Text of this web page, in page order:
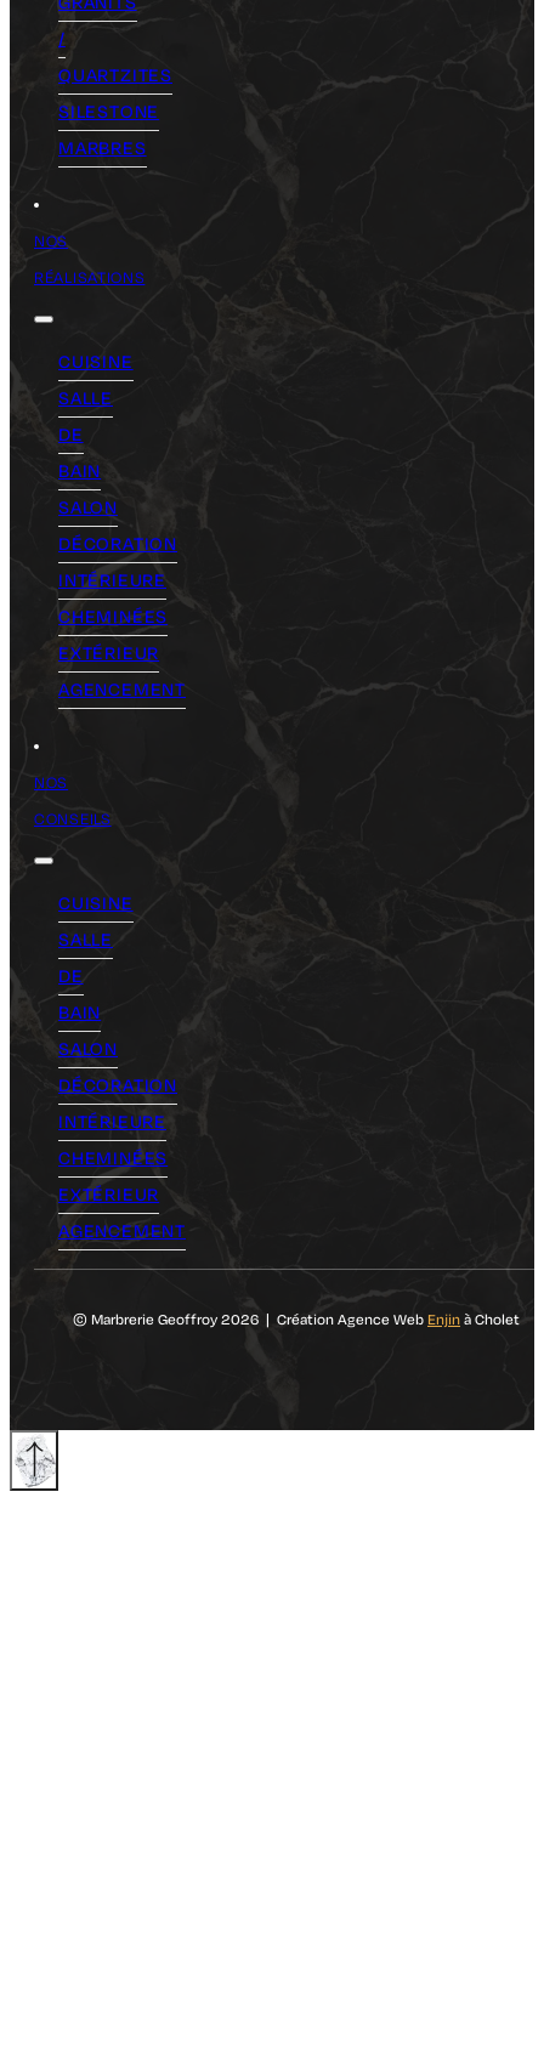
/
QUARTZITES
SILESTONE
MARBRES
NOS
RÉALISATIONS
CUISINE
SALLE
DE
BAIN
SALON
DÉCORATION
INTÉRIEURE
CHEMINÉES
EXTÉRIEUR
AGENCEMENT
NOS
CONSEILS
CUISINE
SALLE
DE
BAIN
SALON
DÉCORATION
INTÉRIEURE
CHEMINÉES
EXTÉRIEUR
AGENCEMENT
© Marbrerie Geoffroy 2026 | Création Agence Web Enjin à Cholet